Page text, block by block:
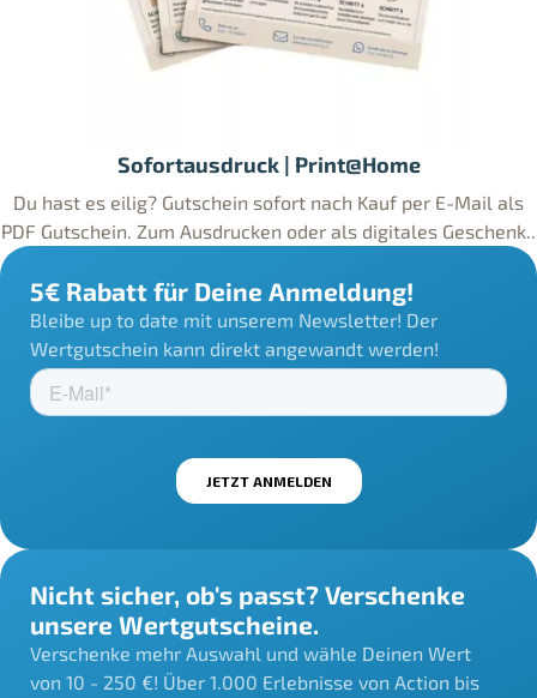
Sofortausdruck | Print@Home
Du hast es eilig? Gutschein sofort nach Kauf per E-Mail als
PDF Gutschein. Zum Ausdrucken oder als digitales Geschenk..
5€ Rabatt für Deine Anmeldung!
Bleibe up to date mit unserem Newsletter! Der
Wertgutschein kann direkt angewandt werden!
Nicht sicher, ob's passt? Verschenke
unsere Wertgutscheine.
Verschenke mehr Auswahl und wähle Deinen Wert
von 10 - 250 €! Über 1.000 Erlebnisse von Action bis